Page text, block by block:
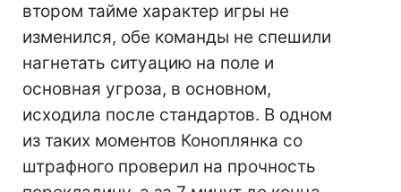
втором тайме характер игры не
изменился, обе команды не спешили
нагнетать ситуацию на поле и
основная угроза, в основном,
исходила после стандартов. В одном
из таких моментов Коноплянка со
штрафного проверил на прочность